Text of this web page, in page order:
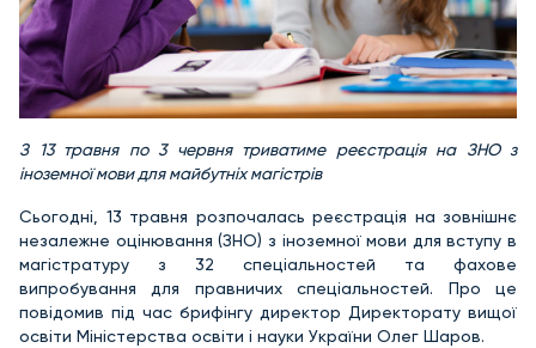
З 13 травня по 3 червня триватиме реєстрація на ЗНО з
іноземної мови для майбутніх магістрів
Сьогодні, 13 травня розпочалась реєстрація на зовнішнє
незалежне оцінювання (ЗНО) з іноземної мови для вступу в
магістратуру з 32 спеціальностей та фахове
випробування для правничих спеціальностей. Про це
повідомив під час брифінгу директор Директорату вищої
освіти Міністерства освіти і науки України Олег Шаров.